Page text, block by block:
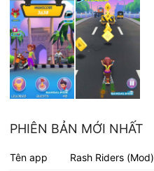
PHIÊN BẢN MỚI NHẤT
Tên app Rash Riders (Mod)